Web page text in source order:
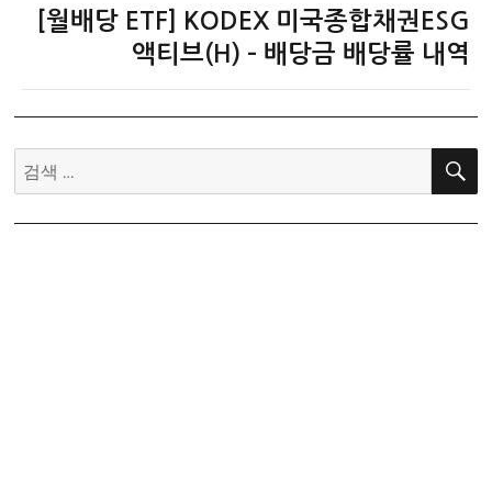
[월배당 ETF] KODEX 미국종합채권ESG
액티브(H) – 배당금 배당률 내역
검
색:
검